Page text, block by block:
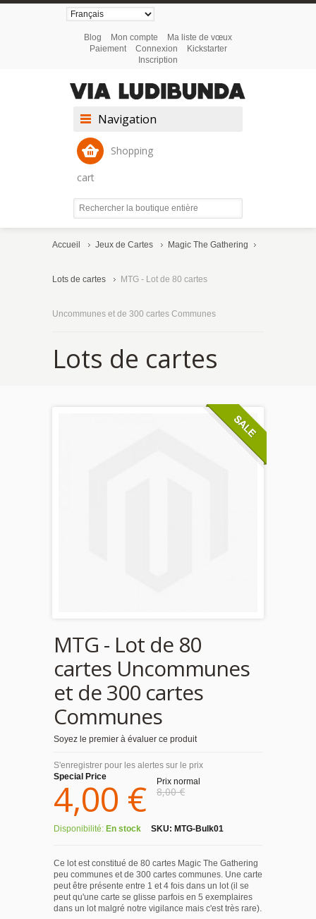
Blog Mon compte
Ma liste de vœux
Paiement
Connexion
Kickstarter
Inscription
Navigation
Shopping
cart
Accueil Jeux de Cartes Magic The Gathering
Lots de cartes MTG - Lot de 80 cartes
Uncommunes et de 300 cartes Communes
Lots de cartes
MTG - Lot de 80
cartes Uncommunes
et de 300 cartes
Communes
Soyez le premier à évaluer ce produit
S'enregistrer pour les alertes sur le prix
Prix normal
8,00 €
Special Price
4,00 €
Disponibilité: En stock SKU: MTG-Bulk01
Ce lot est constitué de 80 cartes Magic The Gathering
peu communes et de 300 cartes communes. Une carte
peut être présente entre 1 et 4 fois dans un lot (il se
peut qu'une carte se glisse parfois en 5 exemplaires
dans un lot malgré notre vigilance mais c'est très rare).